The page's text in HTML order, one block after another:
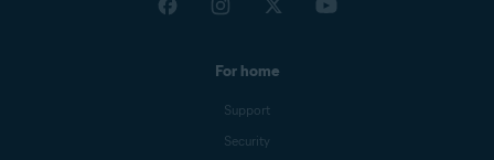
For home
Support
Security